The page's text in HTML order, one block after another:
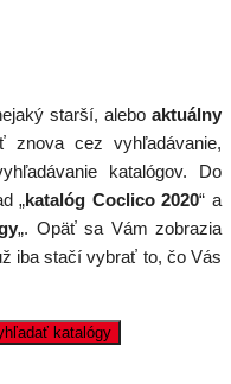
starší, alebo aktuálny
znova cez vyhľadávanie,
katalógov. Do
„katalóg Coclico 2020“ a
„. Opäť sa Vám zobrazia
iba stačí vybrať to, čo Vás